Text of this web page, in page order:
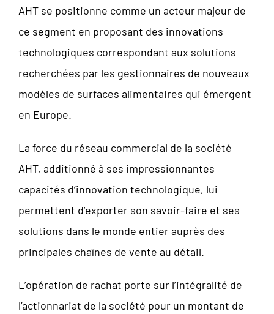
AHT se positionne comme un acteur majeur de
ce segment en proposant des innovations
technologiques correspondant aux solutions
recherchées par les gestionnaires de nouveaux
modèles de surfaces alimentaires qui émergent
en Europe.
La force du réseau commercial de la société
AHT, additionné à ses impressionnantes
capacités d’innovation technologique, lui
permettent d’exporter son savoir-faire et ses
solutions dans le monde entier auprès des
principales chaînes de vente au détail.
L’opération de rachat porte sur l’intégralité de
l’actionnariat de la société pour un montant de